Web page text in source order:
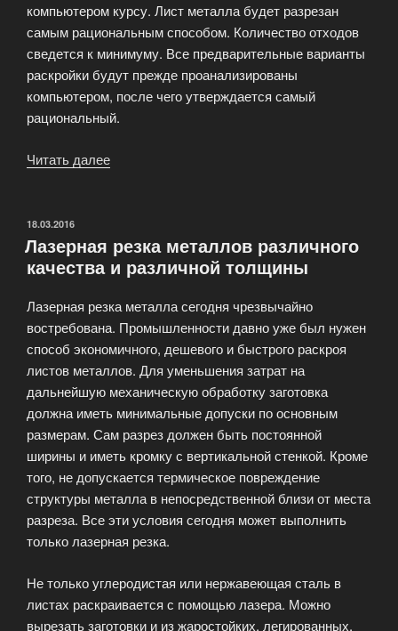
компьютером курсу. Лист металла будет разрезан
самым рациональным способом. Количество отходов
сведется к минимуму. Все предварительные варианты
раскройки будут прежде проанализированы
компьютером, после чего утверждается самый
рациональный.
Читать далее
заданному
образцу»
ОПУБЛИКОВАНО
18.03.2016
Лазерная резка металлов различного
качества и различной толщины
Лазерная резка металла сегодня чрезвычайно
востребована. Промышленности давно уже был нужен
способ экономичного, дешевого и быстрого раскроя
листов металлов. Для уменьшения затрат на
дальнейшую механическую обработку заготовка
должна иметь минимальные допуски по основным
размерам. Сам разрез должен быть постоянной
ширины и иметь кромку с вертикальной стенкой. Кроме
того, не допускается термическое повреждение
структуры металла в непосредственной близи от места
разреза. Все эти условия сегодня может выполнить
только лазерная резка.
Не только углеродистая или нержавеющая сталь в
листах раскраивается с помощью лазера. Можно
вырезать заготовки и из жаростойких, легированных,